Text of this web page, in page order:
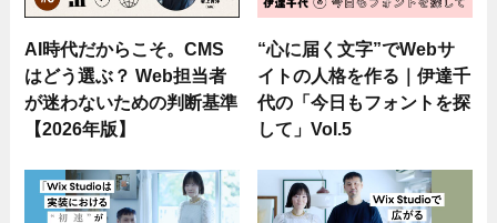
AI時代だからこそ。CMS
はどう選ぶ？ Web担当者
が迷わないための判断基準
【2026年版】
“心に届く文字”でWebサ
イトの人格を作る｜伊達千
代の「今日もフォントを探
して」Vol.5